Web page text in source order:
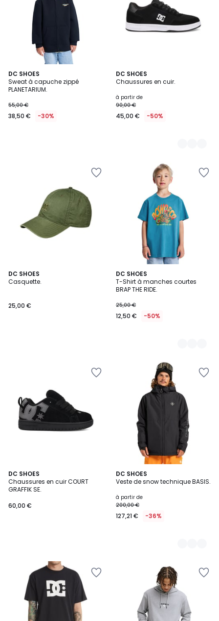
DC SHOES
Sweat à capuche zippé
PLANETARIUM.
55,00 €
38,50 € -30%
DC SHOES
Chaussures en cuir.
à partir de
90,00 €
45,00 € -50%
8
Couleurs
DC SHOES
Casquette.
25,00 €
DC SHOES
T-Shirt à manches courtes
BRAP THE RIDE.
25,00 €
12,50 € -50%
2
Couleurs
DC SHOES
Chaussures en cuir COURT
GRAFFIK SE.
60,00 €
DC SHOES
Veste de snow technique BASIS.
à partir de
200,00 €
127,21 € -36%
3
Couleurs